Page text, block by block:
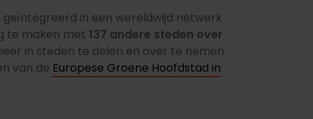
in een wereldwijd netwerk
te maken met 137 andere steden over
in steden te delen en over te nemen.
van de Europese Groene Hoofdstad in